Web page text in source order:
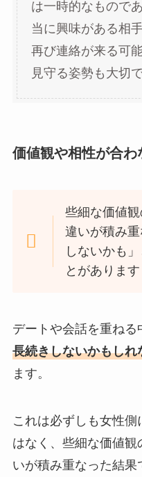
は一時的なもので
当に興味がある相
再び連絡が来る可
見守る姿勢も大切
価値観や相性が合わ
些細な価値
違いが積み
しないかも
とがあります
デートや会話を重ねる
長続きしないかもしれ
ます。
これは必ずしも女性
はなく、些細な価値
いが積み重なった結果